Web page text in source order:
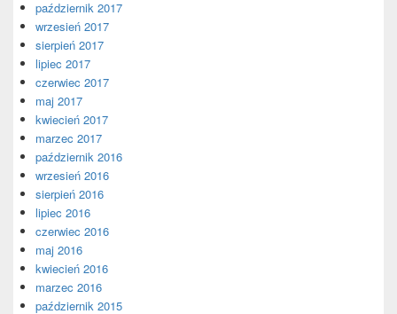
październik 2017
wrzesień 2017
sierpień 2017
lipiec 2017
czerwiec 2017
maj 2017
kwiecień 2017
marzec 2017
październik 2016
wrzesień 2016
sierpień 2016
lipiec 2016
czerwiec 2016
maj 2016
kwiecień 2016
marzec 2016
październik 2015